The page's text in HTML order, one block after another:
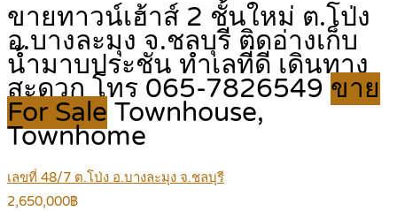
ขายทาวน์เฮ้าส์ 2 ชั้นใหม่ ต.โป่ง
อ.บางละมุง จ.ชลบุรี ติดอ่างเก็บ
น้ำมาบประชัน ทำเลที่ดี เดินทาง
สะดวก โทร 065-7826549 ขาย
For Sale Townhouse,
Townhome
เลขที่ 48/7 ต.โป่ง อ.บางละมุง จ.ชลบุรี
2,650,000฿